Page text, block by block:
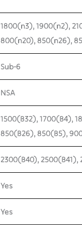
1800(n3), 1900(n2),
800(n20), 850(n26),
Sub-6
NSA
1500(B32), 1700(B4),
850(B26), 850(B5),
2300(B40),
Yes
Yes